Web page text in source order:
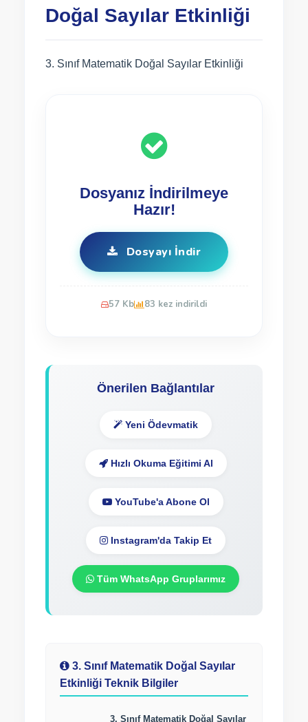
Doğal Sayılar Etkinliği
3. Sınıf Matematik Doğal Sayılar Etkinliği
Dosyanız İndirilmeye
Hazır!
Dosyayı İndir
57 Kb 83 kez indirildi
Önerilen Bağlantılar
Yeni Ödevmatik
Hızlı Okuma Eğitimi Al
YouTube'a Abone Ol
Instagram'da Takip Et
Tüm WhatsApp Gruplarımız
3. Sınıf Matematik Doğal Sayılar
Etkinliği Teknik Bilgiler
3. Sınıf Matematik Doğal Sayılar